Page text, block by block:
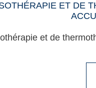
ET DE
et de